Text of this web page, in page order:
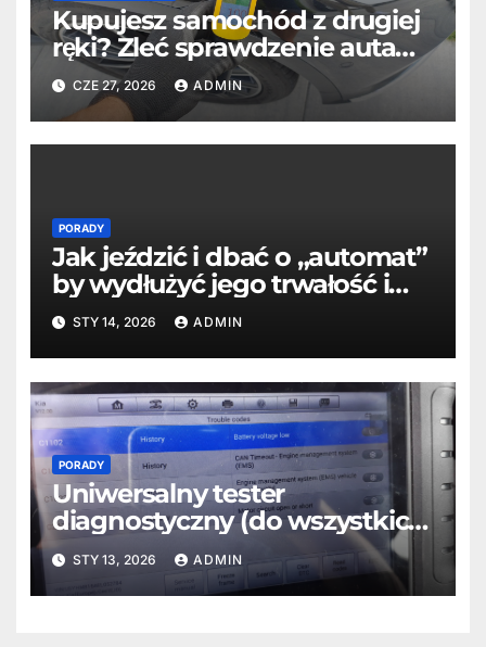
Kupujesz samochód z drugiej
ręki? Zleć sprawdzenie auta
profesjonaliście
CZE 27, 2026 ADMIN
PORADY
Jak jeździć i dbać o „automat”
by wydłużyć jego trwałość i
oszczędzić?
STY 14, 2026 ADMIN
PORADY
Uniwersalny tester
diagnostyczny (do wszystkich
marek aut): Autel MX808 –
zalety, wady i funkcje
STY 13, 2026 ADMIN